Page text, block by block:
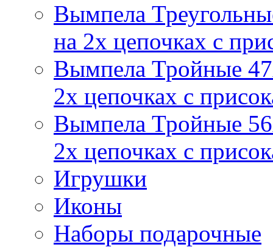
Вымпела
на 2х цепочках с
Вымпела Тройные
2х цепочках с
Вымпела Тройные
2х цепочках с
Игрушки
Иконы
Наборы подарочные